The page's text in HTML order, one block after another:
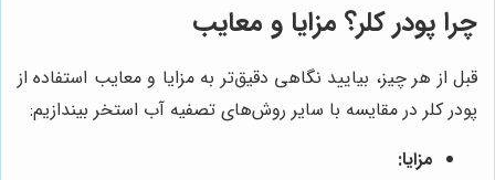
چرا پودر کلر؟ مزایا و معایب
قبل از هر چیز، بیایید نگاهی دقیق‌تر به مزایا و معایب استفاده از
پودر کلر در مقایسه با سایر روش‌های تصفیه آب استخر بیندازیم:
مزایا: